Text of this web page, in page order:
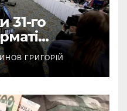
31-го
ГРИГОРІЙ